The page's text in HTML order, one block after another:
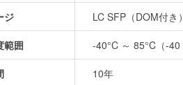
ジ LC SFP（DOM付き）
範囲 -40°C ～ 85°C（-40
10年